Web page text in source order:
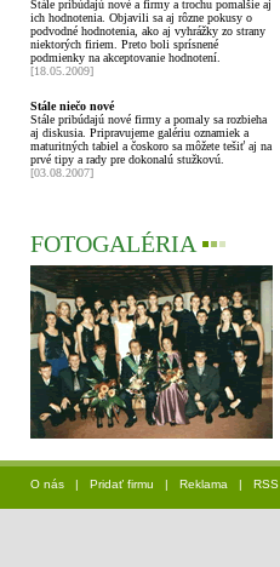
Stále pribúdajú nové a firmy a trochu pomalšie aj
ich hodnotenia. Objavili sa aj rôzne pokusy o
podvodné hodnotenia, ako aj vyhrážky zo strany
niektorých firiem. Preto boli sprísnené
podmienky na akceptovanie hodnotení.
[18.05.2009]
Stále niečo nové
Stále pribúdajú nové firmy a pomaly sa rozbieha
aj diskusia. Pripravujeme galériu oznamiek a
maturitných tabiel a čoskoro sa môžete tešiť aj na
prvé tipy a rady pre dokonalú stužkovú.
[03.08.2007]
FOTOGALÉRIA ▪▪▪
O nás | Pridať firmu | Reklama | RSS